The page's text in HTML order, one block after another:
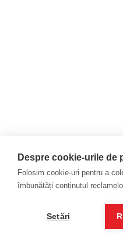
Despre cookie-urile de
Folosim cookie-uri pentru a
îmbunătăți conținutul
Setări